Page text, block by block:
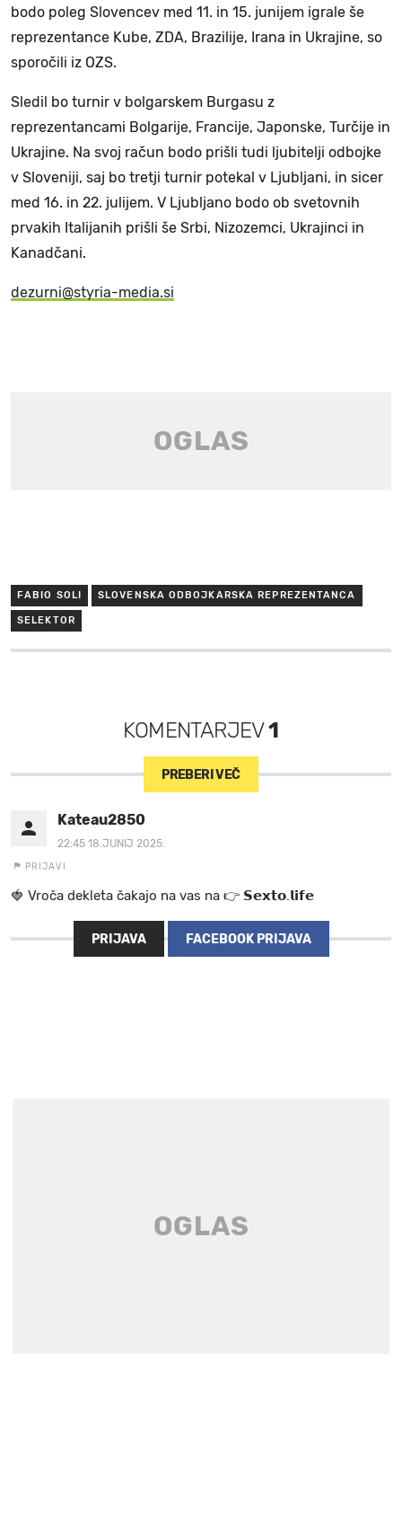
bodo poleg Slovencev med 11. in 15. junijem igrale še
reprezentance Kube, ZDA, Brazilije, Irana in Ukrajine, so
sporočili iz OZS.
Sledil bo turnir v bolgarskem Burgasu z
reprezentancami Bolgarije, Francije, Japonske, Turčije in
Ukrajine. Na svoj račun bodo prišli tudi ljubitelji odbojke
v Sloveniji, saj bo tretji turnir potekal v Ljubljani, in sicer
med 16. in 22. julijem. V Ljubljano bodo ob svetovnih
prvakih Italijanih prišli še Srbi, Nizozemci, Ukrajinci in
Kanadčani.
dezurni@styria-media.si
FABIO SOLI SLOVENSKA ODBOJKARSKA REPREZENTANCA
SELEKTOR
KOMENTARJEV1
PREBERI VEČ
Kateau2850
22:45 18.JUNIJ 2025.
PRIJAVI
🍓 V r o č a d e k l e t a ča k a jo na va s n a 👉 𝗦𝗲𝘅𝘁𝗼.𝗹𝗶𝗳𝗲
PRIJAVA FACEBOOK PRIJAVA